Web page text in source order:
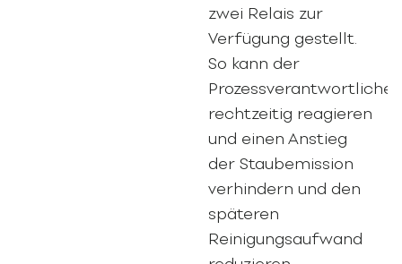
zwei Relais zur
Verfügung gestellt.
So kann der
Prozessverantwortliche
rechtzeitig reagieren
und einen Anstieg
der Staubemission
verhindern und den
späteren
Reinigungsaufwand